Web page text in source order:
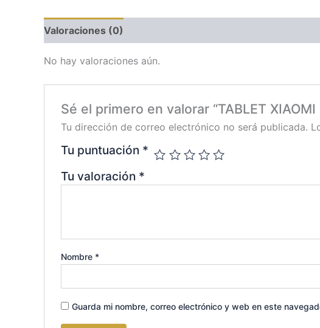
Valoraciones (0)
No hay valoraciones aún.
Sé el primero en valorar “TABLET XIAOMI
Tu dirección de correo electrónico no será publicada.
Tu puntuación *
Tu valoración *
Nombre *
Guarda mi nombre, correo electrónico y web en este